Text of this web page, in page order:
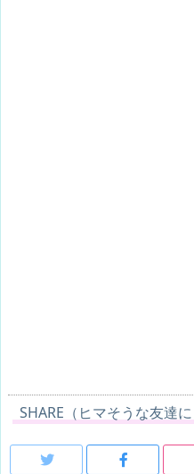
SHARE（ヒマそうな友達